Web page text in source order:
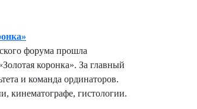
форума прошла
коронка». За главный
и команда ординаторов.
кинематографе, гистологии.